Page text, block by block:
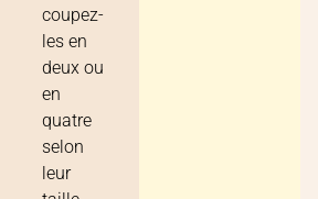
coupez-
les en
deux ou
en
quatre
selon
leur